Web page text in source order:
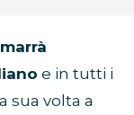
e in tutti i
sua volta a